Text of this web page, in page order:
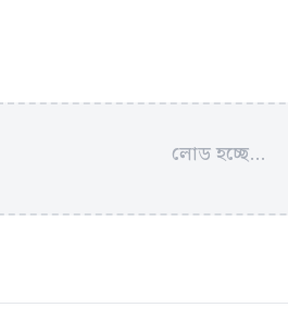
লোড হচ্ছে...